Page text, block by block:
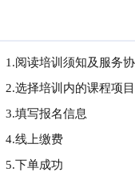
1.阅读培训须知及服务
2.选择培训内的课程项目
3.填写报名信息
4.线上缴费
5.下单成功